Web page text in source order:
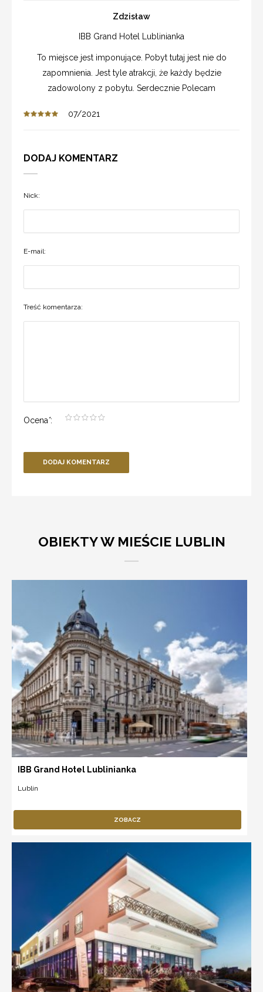
Zdzisław
IBB Grand Hotel Lublinianka
To miejsce jest imponujące. Pobyt tutaj jest nie do
zapomnienia. Jest tyle atrakcji, że każdy będzie
zadowolony z pobytu. Serdecznie Polecam
07/2021
DODAJ KOMENTARZ
Nick:
E-mail:
Treść komentarza:
Ocena*:
DODAJ KOMENTARZ
OBIEKTY W MIEŚCIE LUBLIN
IBB Grand Hotel Lublinianka
Lublin
ZOBACZ